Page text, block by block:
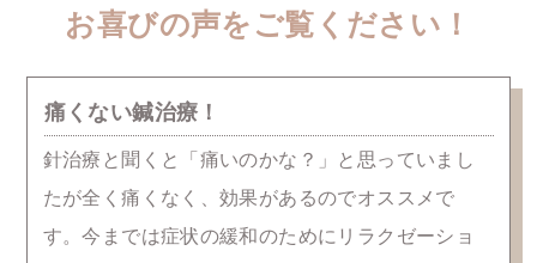
お喜びの声をご覧ください！
痛くない鍼治療！
針治療と聞くと「痛いのかな？」と思っていまし
たが全く痛くなく、効果があるのでオススメで
す。今までは症状の緩和のためにリラクゼーショ